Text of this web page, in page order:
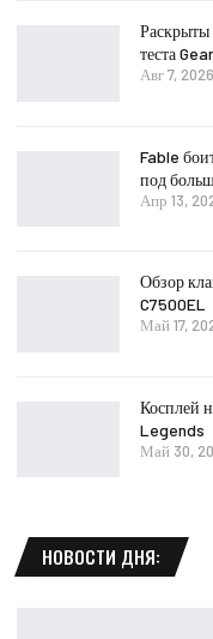
теста
Авг 7, 2026
Fable
под
Апр 13,
Обзор
C7500EL
Май 17,
Косплей
Legends
Май 30,
НОВОСТИ ДНЯ: